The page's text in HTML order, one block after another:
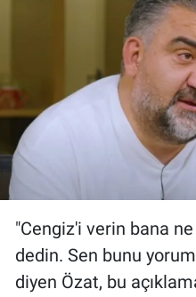
"Cengiz'i verin bana
dedin. Sen bunu
diyen Özat, bu